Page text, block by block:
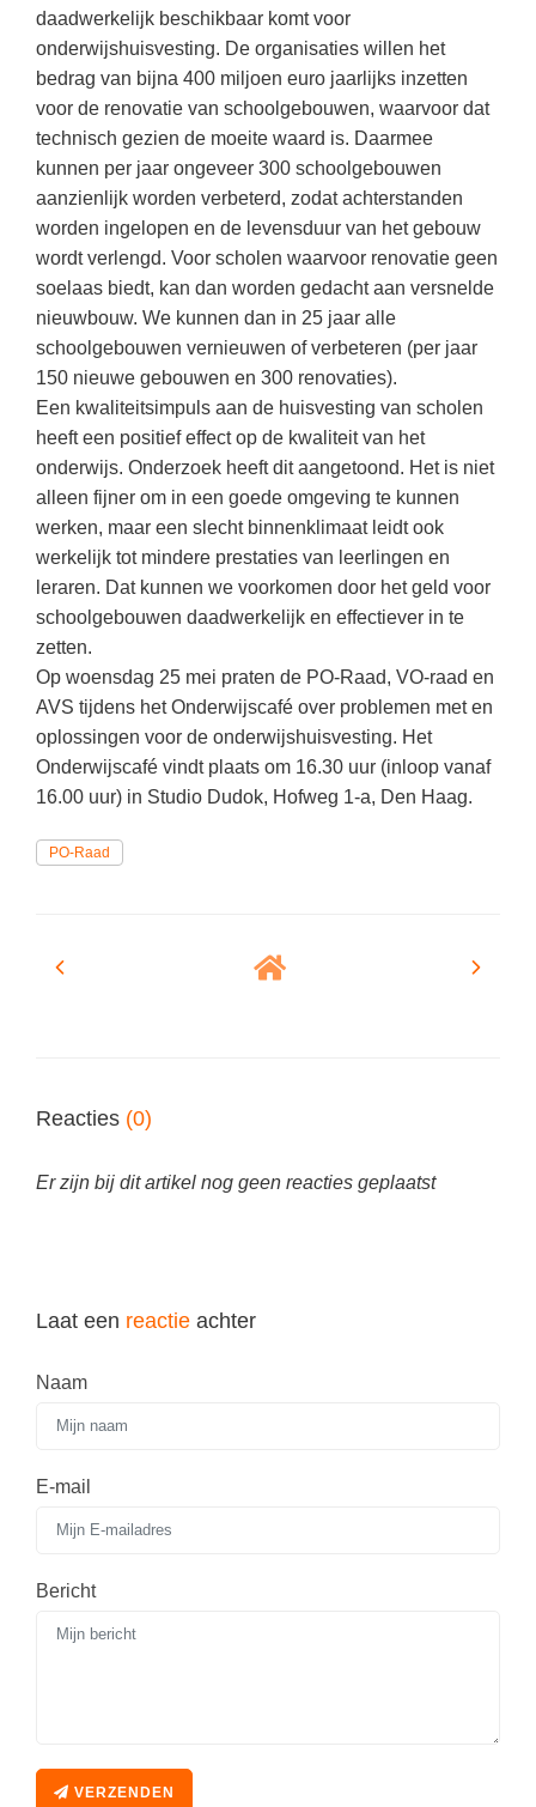
Eerste wereldoorlog
Evolutieleer
Feest- en Gedenkdagen
Godsdienstonderwijs
Kerstfeest
Kinderboekenweek
Kleurplaten
Mediawijsheid
Nieuws
Onderwijsprijs
Ruimte
Schoolreisideeën
Schoolspullen
Seizoenen
Sinterklaas
Spelletjes
Sprookjes
Tweede Wereldoorlog
Orientatie
Rekenen
Sociale vaardigheden
Taalvaardigheid
Vakoverstijgend
Verzorging
MEER...
Kruiswoordpuzzels
Onderwijslonen
Vrijeschoolonderwijs
Montessori onderwijs
Jenaplanonderwijs
Daltononderwijs
Onderwijsvacatures
Afscheidstekst collega
Studieschuld & Hypotheek
Middelbare school niveaus
Studenten laptop
Huiswerkbegeleider zoeken
daadwerkelijk beschikbaar komt voor
onderwijshuisvesting. De organisaties willen het
bedrag van bijna 400 miljoen euro jaarlijks inzetten
voor de renovatie van schoolgebouwen, waarvoor dat
technisch gezien de moeite waard is. Daarmee
kunnen per jaar ongeveer 300 schoolgebouwen
aanzienlijk worden verbeterd, zodat achterstanden
worden ingelopen en de levensduur van het gebouw
wordt verlengd. Voor scholen waarvoor renovatie geen
soelaas biedt, kan dan worden gedacht aan versnelde
nieuwbouw. We kunnen dan in 25 jaar alle
schoolgebouwen vernieuwen of verbeteren (per jaar
150 nieuwe gebouwen en 300 renovaties).
Een kwaliteitsimpuls aan de huisvesting van scholen
heeft een positief effect op de kwaliteit van het
onderwijs. Onderzoek heeft dit aangetoond. Het is niet
alleen fijner om in een goede omgeving te kunnen
werken, maar een slecht binnenklimaat leidt ook
werkelijk tot mindere prestaties van leerlingen en
leraren. Dat kunnen we voorkomen door het geld voor
schoolgebouwen daadwerkelijk en effectiever in te
zetten.
Op woensdag 25 mei praten de PO-Raad, VO-raad en
AVS tijdens het Onderwijscafé over problemen met en
oplossingen voor de onderwijshuisvesting. Het
Onderwijscafé vindt plaats om 16.30 uur (inloop vanaf
16.00 uur) in Studio Dudok, Hofweg 1-a, Den Haag.
PO-Raad
Reacties (0)
Er zijn bij dit artikel nog geen reacties geplaatst
Laat een reactie achter
Naam
E-mail
Bericht
VERZENDEN